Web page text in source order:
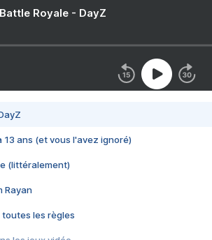
Royale - DayZ
13 ans (et vous l'avez ignoré)
(littéralement)
Rayan
toutes les règles